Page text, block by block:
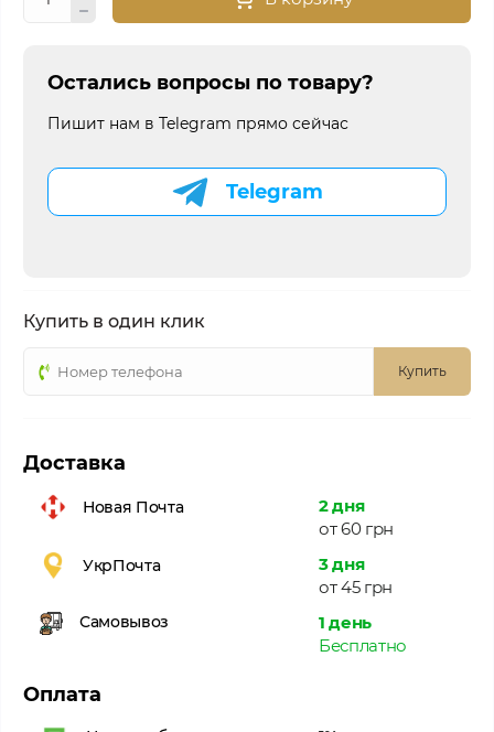
Остались вопросы по товару?
Пишит нам в Telegram прямо сейчас
Telegram
Купить в один клик
Купить
Доставка
Новая Почта
2 дня
от 60 грн
УкрПочта
3 дня
от 45 грн
Самовывоз
1 день
Бесплатно
Оплата